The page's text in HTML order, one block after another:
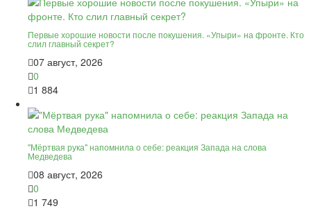
Первые хорошие новости после покушения. «Упыри» на фронте. Кто
слил главный секрет?
07 август, 2026
0
1 884
"Мёртвая рука" напомнила о себе: реакция Запада на слова
Медведева
08 август, 2026
0
1 749